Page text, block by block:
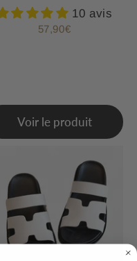
10 avis
Prix
57,90€
Voir le produit